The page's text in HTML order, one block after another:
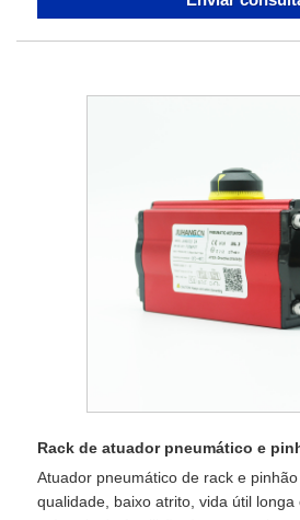
Rack de atuador pneumático e
Atuador pneumático de rack e
qualidade, baixo atrito, vida útil longa